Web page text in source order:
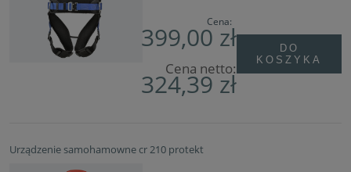
Cena:
399,00 zł
Cena netto:
324,39 zł
DO
KOSZYKA
Urządzenie samohamowne cr 210 protekt